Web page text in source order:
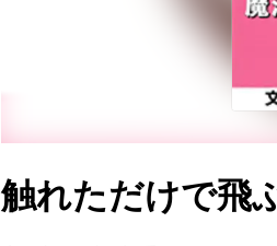
触れただけで飛